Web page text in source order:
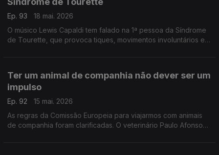
Ep. 93
18 mai. 2026
O músico Lewis Capaldi tem falado na 1ª pessoa da Síndrome
de Tourette, que provoca tiques, movimentos involuntários e
Ter um animal de companhia não dever ser um
impulso
Ep. 92
15 mai. 2026
As regras da Comissão Europeia para viajarmos com animais
de companhia foram clarificadas. O veterinário Paulo Afonso